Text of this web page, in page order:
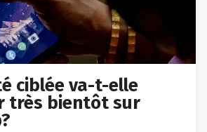
ciblée va-t-elle
très bientôt sur